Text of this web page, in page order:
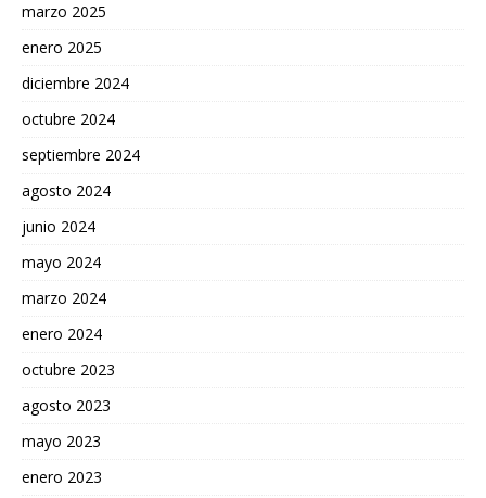
marzo 2025
enero 2025
diciembre 2024
octubre 2024
septiembre 2024
agosto 2024
junio 2024
mayo 2024
marzo 2024
enero 2024
octubre 2023
agosto 2023
mayo 2023
enero 2023